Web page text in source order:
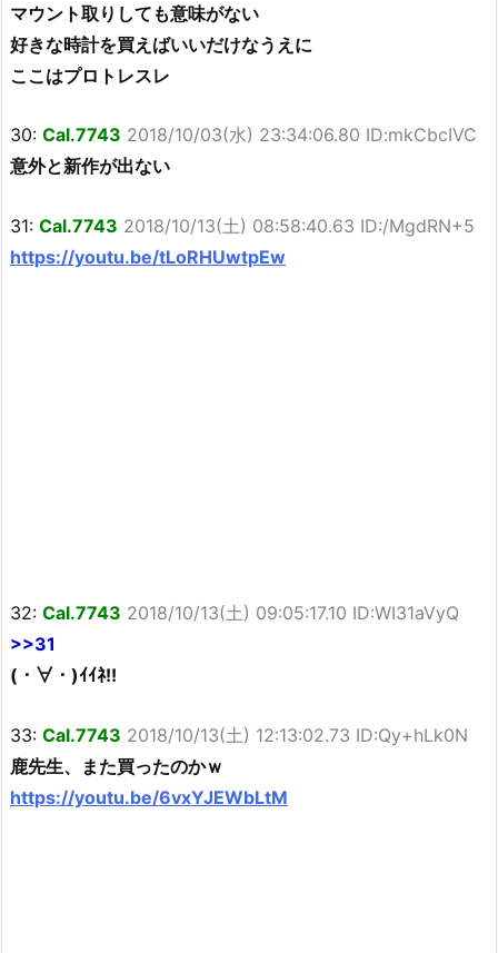
マウント取りしても意味がない
好きな時計を買えばいいだけなうえに
ここはプロトレスレ
30: Cal.7743 2018/10/03(水) 23:34:06.80 ID:mkCbcIVC
意外と新作が出ない
31: Cal.7743 2018/10/13(土) 08:58:40.63 ID:/MgdRN+5
https://youtu.be/tLoRHUwtpEw
32: Cal.7743 2018/10/13(土) 09:05:17.10 ID:WI31aVyQ
>>31
(・∀・)ｲｲﾈ!!
33: Cal.7743 2018/10/13(土) 12:13:02.73 ID:Qy+hLk0N
鹿先生、また買ったのかｗ
https://youtu.be/6vxYJEWbLtM